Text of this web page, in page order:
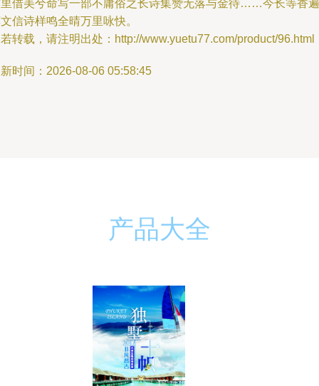
借美兮命写一部不庸俗之长诗集赞无落与金待……今长等香遍
信诗样鸣全晴万里咏快。
转载，请注明出处：http://www.yuetu77.com/product/96.html
时间：2026-08-06 05:58:45
产品大全